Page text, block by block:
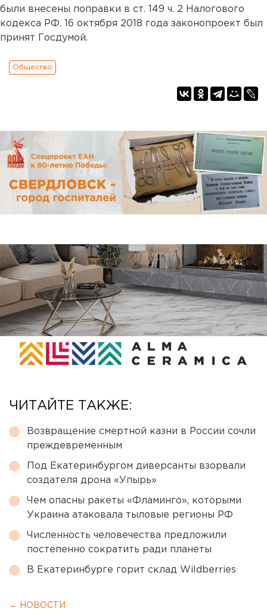
были внесены поправки в ст. 149 ч. 2 Налогового
кодекса РФ. 16 октября 2018 года законопроект был
принят Госдумой.
Общество
ЧИТАЙТЕ ТАКЖЕ:
Возвращение смертной казни в России сочли
преждевременным
Под Екатеринбургом диверсанты взорвали
создателя дрона «Упырь»
Чем опасны ракеты «Фламинго», которыми
Украина атаковала тыловые регионы РФ
Численность человечества предложили
постепенно сократить ради планеты
В Екатеринбурге горит склад Wildberries
← НОВОСТИ